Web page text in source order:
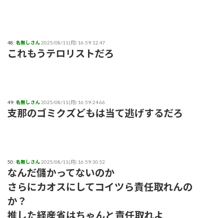
48: 名無しさん2025/08/11(月) 16:59:12.47
これもうテロリストだろ
49: 名無しさん2025/08/11(月) 16:59:24.66
支那のゴミクズどもは当て逃げするだろ
50: 名無しさん2025/08/11(月) 16:59:30.52
なんだ儲かってないのか
さらにカオスにしてコイツら責任取れんの
か？
推した経産省はちゃんと責任取れよ